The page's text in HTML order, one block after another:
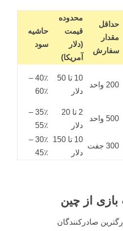
حداقل
مقدار
سفارش
محدوده
قیمت
(دلار
آمریکا)
حاشیه
سود
200 واحد
10 تا 50
دلار
40٪ –
60٪
500 واحد
2 تا 20
دلار
35٪ –
55٪
300 جفت
10 تا 150
دلار
30٪ –
45٪
صادرکنندگان